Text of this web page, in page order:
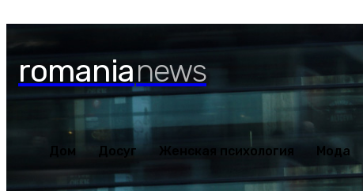
romanianews
Дом Досуг Женская психология Мода